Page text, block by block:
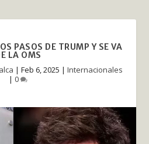
PASOS DE TRUMP Y SE VA
LA OMS
| Feb 6, 2025 | Internacionales
| 0